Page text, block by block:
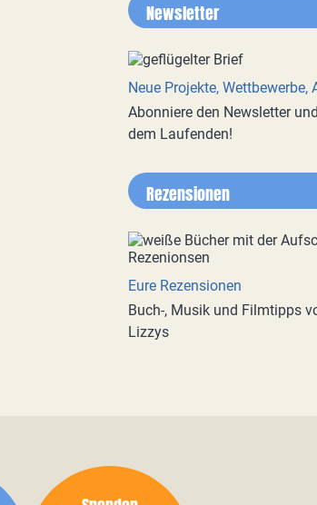
Newsletter
Neue Projekte, Wettbewerbe,
Abonniere den Newsletter
dem Laufenden!
Rezensionen
Eure Rezensionen
Buch-, Musik und Filmtipps
Lizzys